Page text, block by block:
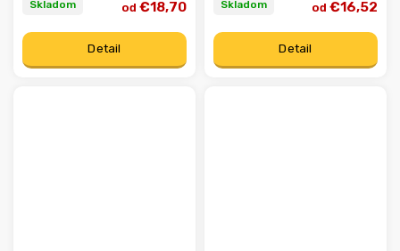
Skladom od €18,70
Detail
Skladom od €16,52
Detail